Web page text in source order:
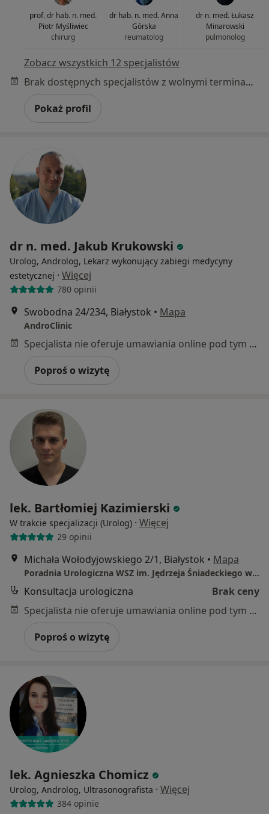
prof. dr hab. n. med.
Piotr Myśliwiec
chirurg
dr hab. n. med. Anna
Górska
reumatolog
dr n. med. Łukasz
Minarowski
pulmonolog
Zobacz wszystkich 12 specjalistów
Brak dostępnych specjalistów z wolnymi terminami w tym centrum medycznym.
Pokaż profil
dr n. med. Jakub Krukowski
Urolog, Androlog, Lekarz wykonujący zabiegi medycyny
estetycznej · Więcej
780 opinii
Swobodna 24/234, Białystok • Mapa
AndroClinic
Specjalista nie oferuje umawiania online pod tym adresem.
Poproś o wizytę
lek. Bartłomiej Kazimierski
W trakcie specjalizacji (Urolog) · Więcej
29 opinii
Michała Wołodyjowskiego 2/1, Białystok • Mapa
Poradnia Urologiczna WSZ im. Jędrzeja Śniadeckiego w Białymstoku
Konsultacja urologiczna
Brak ceny
Specjalista nie oferuje umawiania online pod tym adresem.
Poproś o wizytę
lek. Agnieszka Chomicz
Urolog, Androlog, Ultrasonografista · Więcej
384 opinie